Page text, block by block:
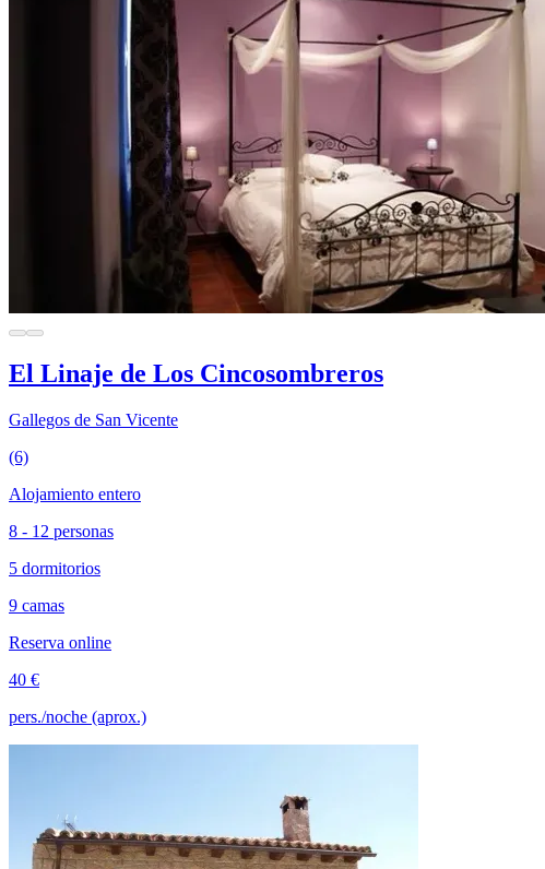
El Linaje de Los Cincosombreros
Gallegos de San Vicente
(6)
Alojamiento entero
8 - 12 personas
5 dormitorios
9 camas
Reserva online
40 €
pers./noche (aprox.)